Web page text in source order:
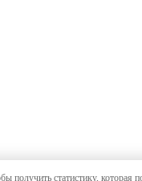
статистику, которая